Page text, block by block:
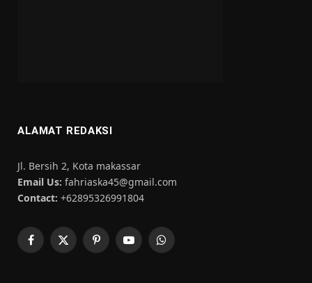
ALAMAT REDAKSI
Jl. Bersih 2, Kota makassar
Email Us: fahriaska45@gmail.com
Contact: +62895326991804
Facebook
X
PinterestYouTubeWhatsApp